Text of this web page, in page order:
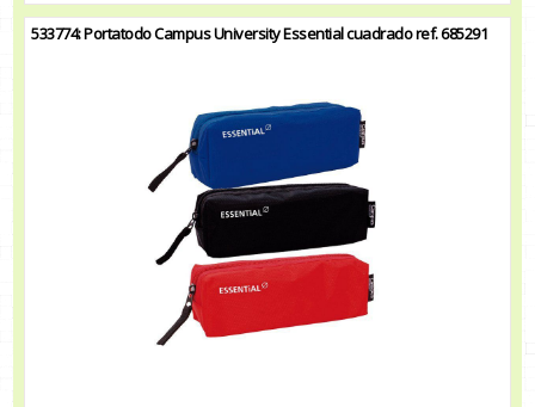
533774: Portatodo Campus University Essential cuadrado ref. 685291